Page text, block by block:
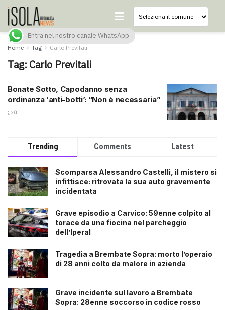
Home Tag Carlo Previtali
Tag: Carlo Previtali
Bonate Sotto, Capodanno senza
ordinanza ‘anti-botti’: “Non è necessaria”
0
Trending Comments Latest
Scomparsa Alessandro Castelli, il mistero si
infittisce: ritrovata la sua auto gravemente
incidentata
Grave episodio a Carvico: 59enne colpito al
torace da una fiocina nel parcheggio
dell’Iperal
Tragedia a Brembate Sopra: morto l’operaio
di 28 anni colto da malore in azienda
Grave incidente sul lavoro a Brembate
Sopra: 28enne soccorso in codice rosso
Entra nel nostro canale WhatsApp